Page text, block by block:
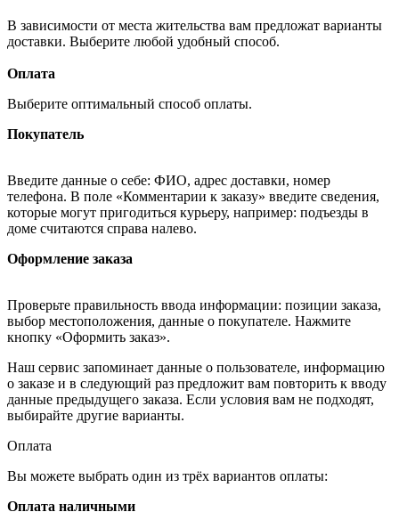
В зависимости от места жительства вам предложат варианты
доставки. Выберите любой удобный способ.
Оплата
Выберите оптимальный способ оплаты.
Покупатель
Введите данные о себе: ФИО, адрес доставки, номер
телефона. В поле «Комментарии к заказу» введите сведения,
которые могут пригодиться курьеру, например: подъезды в
доме считаются справа налево.
Оформление заказа
Проверьте правильность ввода информации: позиции заказа,
выбор местоположения, данные о покупателе. Нажмите
кнопку «Оформить заказ».
Наш сервис запоминает данные о пользователе, информацию
о заказе и в следующий раз предложит вам повторить к вводу
данные предыдущего заказа. Если условия вам не подходят,
выбирайте другие варианты.
Оплата
Вы можете выбрать один из трёх вариантов оплаты:
Оплата наличными